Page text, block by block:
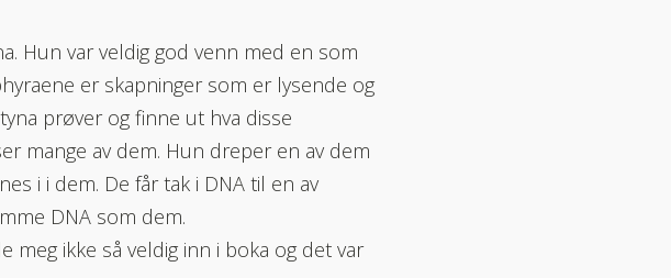
Hun var veldig god venn med en som
er skapninger som er lysende og
prøver og finne ut hva disse
mange av dem. Hun dreper en av dem
i i dem. De får tak i DNA til en av
DNA som dem.
meg ikke så veldig inn i boka og det var